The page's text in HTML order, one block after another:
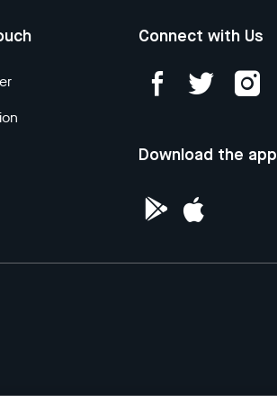
Connect with Us
Download the app